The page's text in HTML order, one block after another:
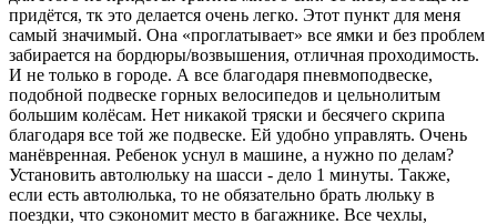
придётся, тк это делается очень легко. Этот пункт для меня
самый значимый. Она «проглатывает» все ямки и без проблем
забирается на бордюры/возвышения, отличная проходимость.
И не только в городе. А все благодаря пневмоподвеске,
подобной подвеске горных велосипедов и цельнолитым
большим колёсам. Нет никакой тряски и бесячего скрипа
благодаря все той же подвеске. Ей удобно управлять. Очень
манёвренная. Ребенок уснул в машине, а нужно по делам?
Установить автолюльку на шасси - дело 1 минуты. Также,
если есть автолюлька, то не обязательно брать люльку в
поездки, что сэкономит место в багажнике. Все чехлы,